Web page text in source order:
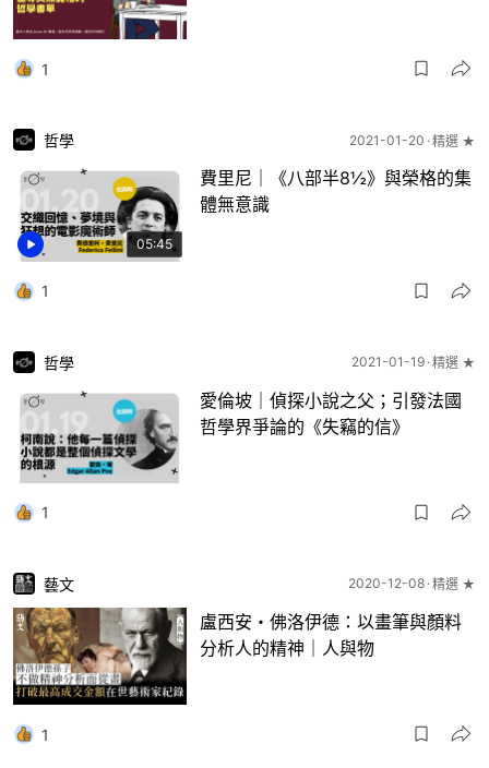
1
05:45
哲學 2021-01-20 精選 ★
費里尼｜《八部半8½》與榮格的集
體無意識
1
哲學 2021-01-19 精選 ★
愛倫坡｜偵探小說之父；引發法國
哲學界爭論的《失竊的信》
1
藝文 2020-12-08 精選 ★
盧西安・佛洛伊德：以畫筆與顏料
分析人的精神｜人與物
1